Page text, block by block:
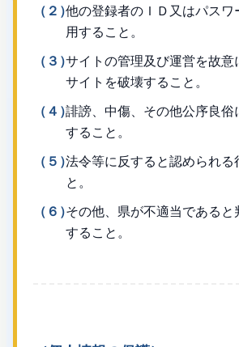
（２）他の登録者のＩＤ又はパスワ
用すること。
（３）サイトの管理及び運営を故意
サイトを破壊すること。
（４）誹謗、中傷、その他公序良俗
すること。
（５）法令等に反すると認められる
と。
（６）その他、県が不適当であると
すること。